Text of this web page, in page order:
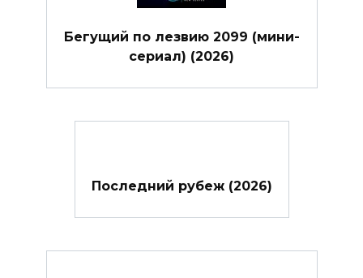
Бегущий по лезвию 2099 (мини-
сериал) (2026)
Последний рубеж (2026)